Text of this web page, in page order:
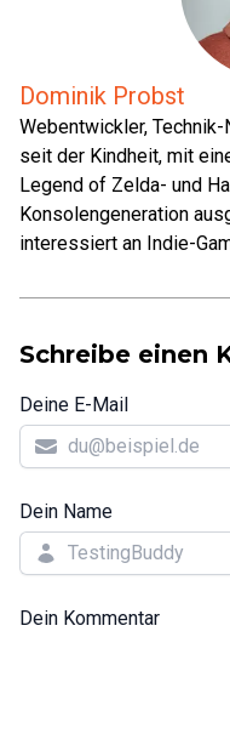
Dominik Probst
Webentwickler,
seit der Kindheit, mit
Legend of Zelda- und
Konsolengeneration
interessiert an Indie-
Schreibe einen
Deine E-Mail
Dein Name
Dein Kommentar